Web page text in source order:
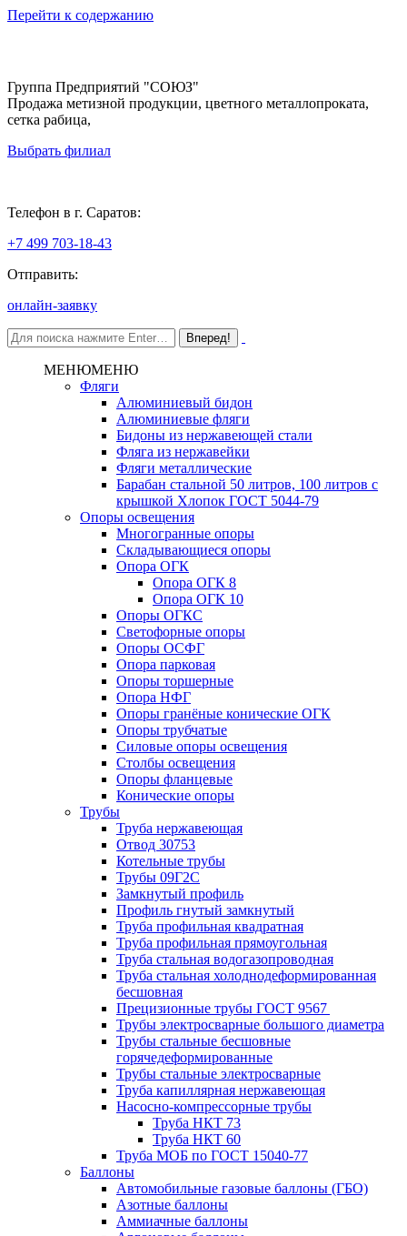
Перейти к содержанию
Группа Предприятий "СОЮЗ"
Продажа метизной продукции, цветного металлопроката,
сетка рабица,
Выбрать филиал
Телефон в г. Саратов:
+7 499 703-18-43
Отправить:
онлайн-заявку
МЕНЮМЕНЮ
Фляги
Алюминиевый бидон
Алюминиевые фляги
Бидоны из нержавеющей стали
Фляга из нержавейки
Фляги металлические
Барабан стальной 50 литров, 100 литров с
крышкой Хлопок ГОСТ 5044-79
Опоры освещения
Многогранные опоры
Складывающиеся опоры
Опора ОГК
Опора ОГК 8
Опора ОГК 10
Опоры ОГКС
Светофорные опоры
Опоры ОСФГ
Опора парковая
Опоры торшерные
Опора НФГ
Опоры гранёные конические ОГК
Опоры трубчатые
Силовые опоры освещения
Столбы освещения
Опоры фланцевые
Конические опоры
Трубы
Труба нержавеющая
Отвод 30753
Котельные трубы
Трубы 09Г2С
Замкнутый профиль
Профиль гнутый замкнутый
Труба профильная квадратная
Труба профильная прямоугольная
Труба стальная водогазопроводная
Труба стальная холоднодеформированная
бесшовная
Прецизионные трубы ГОСТ 9567
Трубы электросварные большого диаметра
Трубы стальные бесшовные
горячедеформированные
Трубы стальные электросварные
Труба капиллярная нержавеющая
Насосно-компрессорные трубы
Труба НКТ 73
Труба НКТ 60
Труба МОБ по ГОСТ 15040-77
Баллоны
Автомобильные газовые баллоны (ГБО)
Азотные баллоны
Аммиачные баллоны